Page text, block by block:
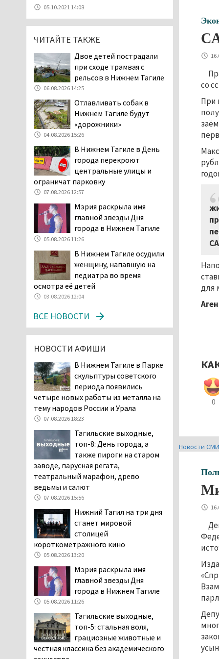
со
При
для
0
Новости
Екатеринбург подвергся
атаке БПЛА, восемь из
них были сбиты, три
центра
07.08.2026 11:28
Тагильские спасатели
в лесу мужчине найти
дорогу домой
06.08.2026 16:28
Дзержинского района
Нижнего Тагила
возбудила административное дело в
отношении «Водоканала-НТ» из-за
отсутствия холодной воды
06.08.2026 15:42
Двое детей пострадали
при сходе трамвая с
рельсов в Нижнем Тагиле
06.08.2026 14:25
Правительство РФ
разрешило производство
и продажу бензина класса
«Евро-2», в котором содержание
серы в 10 раз выше, чем в топливе
«Евро-5». Это опасно для здоровья и
повышает износ автомобиля
больнице № 3 Нижнего
Тагила опровергли
обвинения родителей, которые
заявили, что их дочь в палате
покусала бельевая вошь
06.08.2026 13:02
В Нижнем Тагиле на три
дня запретят
электросамокаты
06.08.2026 11:41
«Я уверен, это бельевая
вошь». Родители 10-
пожаловались на кровососущих
паразитов, которые искусали их
ребёнка в детской больнице
Нижнего Тагила
05.08.2026 17:59
Директора уральского
предприятия по
производству дронов
«Упырь» подорвали в автомобиле
под Екатеринбургом
05.08.2026 17:05
Эксперты назвали
причины массового мора
05.10.2021 14:08
ЧИТАЙТЕ ТАКЖЕ
Двое детей пострадали
при сходе трамвая с
рельсов в Нижнем Тагиле
06.08.2026 14:25
Отлавливать собак в
Нижнем Тагиле будут
«дорожники»
04.08.2026 15:26
В Нижнем Тагиле в День
города перекроют
центральные улицы и
ограничат парковку
07.08.2026 12:57
Мэрия раскрыла имя
главной звезды Дня
города в Нижнем Тагиле
05.08.2026 11:26
В Нижнем Тагиле осудили
женщину, напавшую на
педиатра во время
осмотра её детей
03.08.2026 12:04
ВСЕ НОВОСТИ
НОВОСТИ АФИШИ
В Нижнем Тагиле в Парке
скульптуры советского
периода появились
четыре новых работы из металла на
тему народов России и Урала
07.08.2026 18:23
Тагильские выходные,
топ-8: День города, а
также пироги на старом
заводе, парусная регата,
театральный марафон, древо
ведьмы и салют
07.08.2026 15:56
Нижний Тагил на три дня
станет мировой
столицей
короткометражного кино
05.08.2026 13:20
Мэрия раскрыла имя
главной звезды Дня
города в Нижнем Тагиле
05.08.2026 11:26
Тагильские выходные,
топ-5: стальная воля,
грациозные животные и
честная классика без академического